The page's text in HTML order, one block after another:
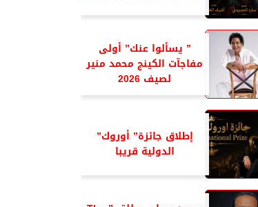
” يسألوا عنك” أولى
مفاجآت الكينج محمد منير
لصيف 2026
إطلاق جائزة” أوروك”
الدولية قريبا